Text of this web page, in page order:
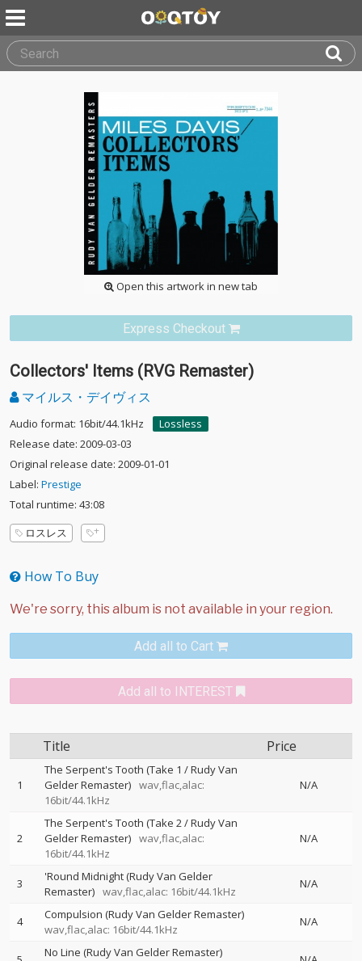
Open this artwork in new tab
Express Checkout
Collectors' Items (RVG Remaster)
マイルス・デイヴィス
Audio format: 16bit/44.1kHz
Lossless
Release date: 2009-03-03
Original release date: 2009-01-01
Label: Prestige
Total runtime: 43:08
ロスレス
How To Buy
Add all to Cart
Add all to INTEREST
Title Price
1
The Serpent's Tooth (Take 1 / Rudy Van
Gelder Remaster) wav,flac,alac:
16bit/44.1kHz
N/A
2
The Serpent's Tooth (Take 2 / Rudy Van
Gelder Remaster) wav,flac,alac:
16bit/44.1kHz
N/A
3
'Round Midnight (Rudy Van Gelder
Remaster) wav,flac,alac: 16bit/44.1kHz
N/A
4
Compulsion (Rudy Van Gelder Remaster)
wav,flac,alac: 16bit/44.1kHz
N/A
No Line (Rudy Van Gelder Remaster)